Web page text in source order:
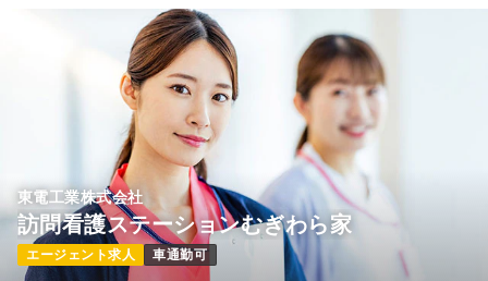
東電工業株式会社
訪問看護ステーションむぎわら家
エージェント求人 車通勤可